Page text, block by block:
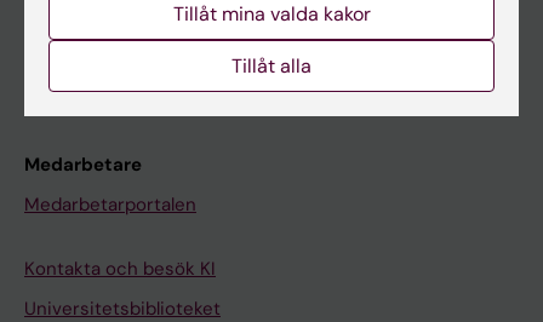
Kurs- och programwebbar
Student på KI
Medarbetare
Medarbetarportalen
Kontakta och besök KI
Universitetsbiblioteket
Tillåt mina valda kakor
Tillåt alla